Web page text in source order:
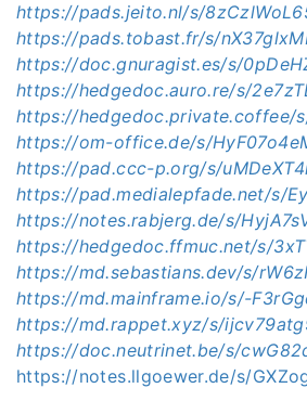
https://pads.jeito.nl/s/
https://pads.tobast.fr/s/
https://doc.gnuragist.es/s/
https://hedgedoc.auro.re/s/
https://hedgedoc.private.coffee/
https://om-office.de/s/
https://pad.ccc-p.org/s/
https://pad.medialepfade.net/s/
https://notes.rabjerg.de/s/
https://hedgedoc.ffmuc.net/s/
https://md.sebastians.dev/s/
https://md.mainframe.io/s/-
https://md.rappet.xyz/s/
https://doc.neutrinet.be/s/
https://notes.llgoewer.de/s/